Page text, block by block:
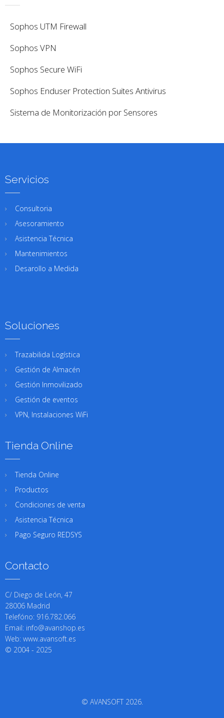
Sophos UTM Firewall
Sophos VPN
Sophos Secure WiFi
Sophos Enduser Protection Suites Antivirus
Sistema de Monitorización por Sensores
Servicios
Consultoria
Asesoramiento
Asistencia Técnica
Mantenimientos
Desarollo a Medida
Soluciones
Trazabilida Logística
Gestión de Almacén
Gestión Inmovilizado
Gestión de eventos
VPN, Instalaciones WiFi
Tienda Online
Tienda Online
Productos
Condiciones de venta
Asistencia Técnica
Pago Seguro REDSYS
Contacto
C/ Diego de León, 47
28006 Madrid
Telefóno: 916.782.066
Email: info@avanshop.es
Web: www.avansoft.es
© 2004 - 2025
© AVANSOFT 2026.